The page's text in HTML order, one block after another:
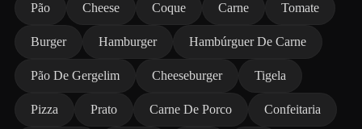
Pão Cheese Coque Carne Tomate
Burger Hamburger Hambúrguer De Carne
Pão De Gergelim Cheeseburger Tigela
Pizza Prato Carne De Porco Confeitaria